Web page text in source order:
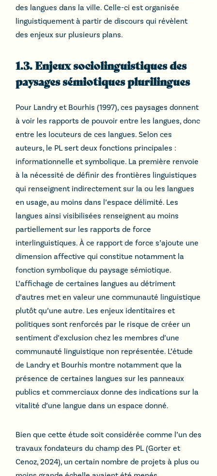
des langues dans la ville. Celle-ci est organisée
linguistiquement à partir de discours qui révèlent
des enjeux sur plusieurs plans.
1.3. Enjeux sociolinguistiques des
paysages sémiotiques plurilingues
Pour Landry et Bourhis (1997), ces paysages donnent
à voir les rapports de pouvoir entre les langues, donc
entre les locuteurs de ces langues. Selon ces
auteurs, le PL sert deux fonctions principales :
informationnelle et symbolique. La première renvoie
à la nécessité de définir des frontières linguistiques
qui renseignent indirectement sur la ou les langues
en usage, au moins dans l’espace délimité. Les
langues ainsi visibilisées renseignent au moins
partiellement sur les rapports de force
interlinguistiques. À ce rapport de force s’ajoute une
dimension affective qui constitue notamment la
fonction symbolique du paysage sémiotique.
L’affichage de certaines langues au détriment
d’autres met en valeur une communauté linguistique
plutôt qu’une autre. Les enjeux identitaires et
politiques sont renforcés par le risque de créer un
sentiment d’exclusion chez les membres d’une
communauté linguistique non représentée. L’étude
de Landry et Bourhis montre notamment que la
présence de certaines langues sur les panneaux
publics et commerciaux donne des indications sur la
vitalité d’une langue dans un espace donné.
Bien que cette étude soit considérée comme l’un des
travaux fondateurs du champ des PL (Gorter et
Cenoz, 2024), un certain nombre de projets à plus ou